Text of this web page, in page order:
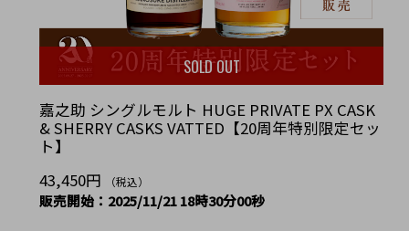
SOLD OUT
嘉之助 シングルモルト HUGE PRIVATE PX CASK
& SHERRY CASKS VATTED【20周年特別限定セッ
ト】
43,450円
（税込）
販売開始：2025/11/21 18時30分00秒